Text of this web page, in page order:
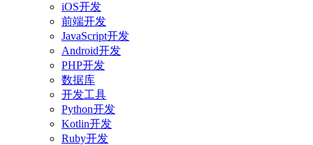
iOS开发
前端开发
JavaScript开发
Android开发
PHP开发
数据库
开发工具
Python开发
Kotlin开发
Ruby开发